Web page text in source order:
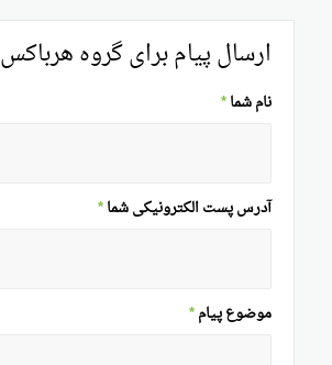
ارسال پیام برای گروه هرباکس
نام شما*
آدرس پست الکترونیکی شما*
موضوع پیام*